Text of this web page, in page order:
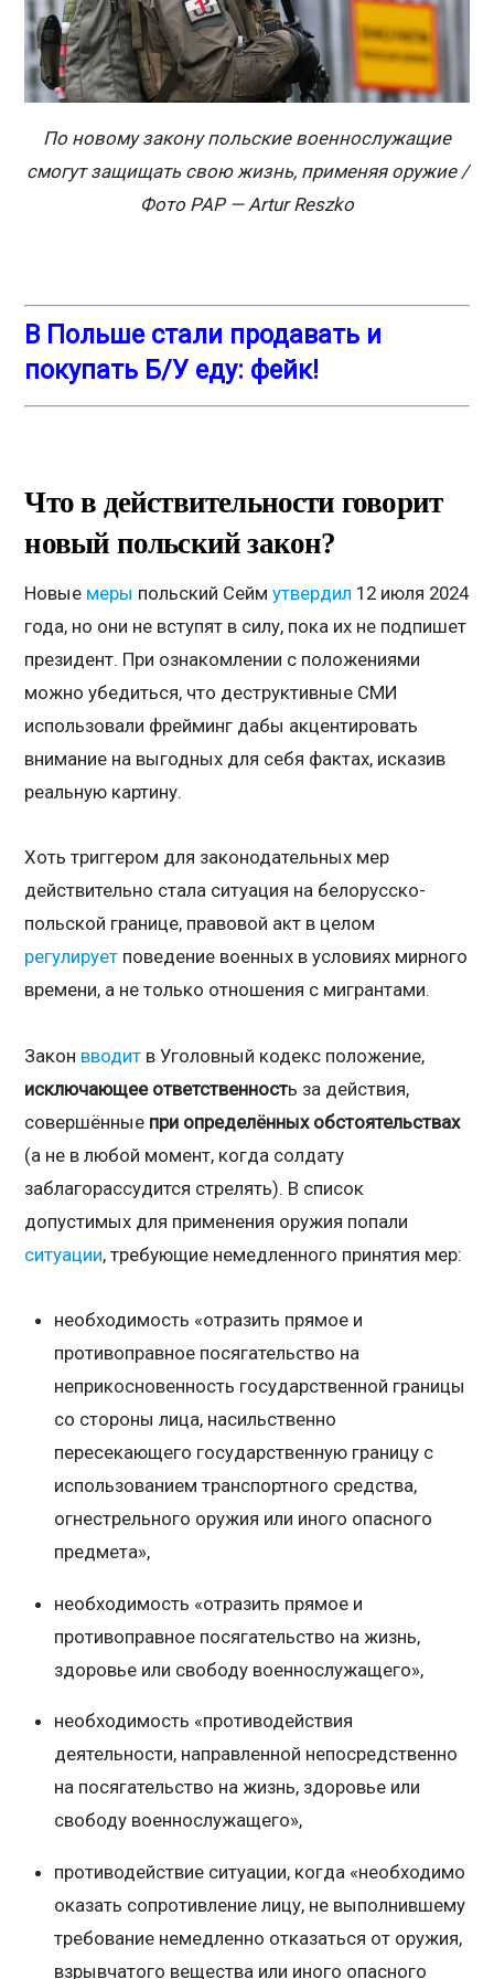
По новому закону польские военнослужащие
смогут защищать свою жизнь, применяя оружие /
Фото PAP — Artur Reszko
В Польше стали продавать и
покупать Б/У еду: фейк!
Что в действительности говорит
новый польский закон?
Новые меры польский Сеймутвердил 12 июля 2024
года, но они не вступят в силу, пока их не подпишет
президент. При ознакомлении с положениями
можно убедиться, что деструктивные СМИ
использовали фрейминг дабы акцентировать
внимание на выгодных для себя фактах, исказив
реальную картину.
Хоть триггером для законодательных мер
действительно стала ситуация на белорусско-
польской границе, правовой акт в целом
регулирует поведение военных в условиях мирного
времени, а не только отношения с мигрантами.
Закон вводит в Уголовный кодекс положение,
исключающее ответственность за действия,
совершённые при определённых обстоятельствах
(а не в любой момент, когда солдату
заблагорассудится стрелять). В список
допустимых для применения оружия попали
ситуации, требующие немедленного принятия мер:
необходимость «отразить прямое и
противоправное посягательство на
неприкосновенность государственной границы
со стороны лица, насильственно
пересекающего государственную границу с
использованием транспортного средства,
огнестрельного оружия или иного опасного
предмета»,
необходимость «отразить прямое и
противоправное посягательство на жизнь,
здоровье или свободу военнослужащего»,
необходимость «противодействия
деятельности, направленной непосредственно
на посягательство на жизнь, здоровье или
свободу военнослужащего»,
противодействие ситуации, когда «необходимо
оказать сопротивление лицу, не выполнившему
требование немедленно отказаться от оружия,
взрывчатого вещества или иного опасного